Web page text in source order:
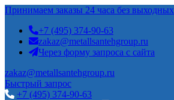
Принимаем заказы 24 часа без выходных
+7 (495) 374-90-63
zakaz@metallsantehgroup.ru
Через форму запроса с сайта
zakaz@metallsantehgroup.ru
Быстрый запрос
+7 (495) 374-90-63